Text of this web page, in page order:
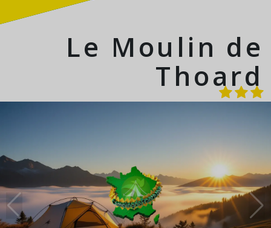
Le Moulin de
Thoard